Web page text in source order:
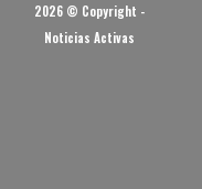
2026 © Copyright -
Noticias Activas